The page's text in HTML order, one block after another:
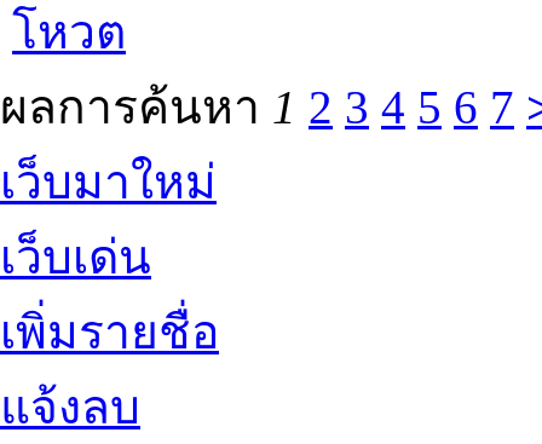
โหวต
ผลการค้นหา 1 2 3 4 5 6 7
เว็บมาใหม่
เว็บเด่น
เพิ่มรายชื่อ
แจ้งลบ